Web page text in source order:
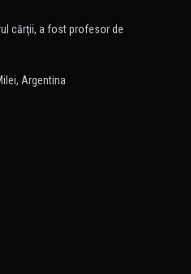
cărţii, a fost profesor de